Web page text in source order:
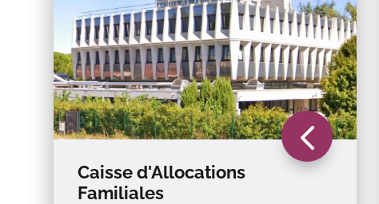
Caisse d'Allocations
Familiales
4